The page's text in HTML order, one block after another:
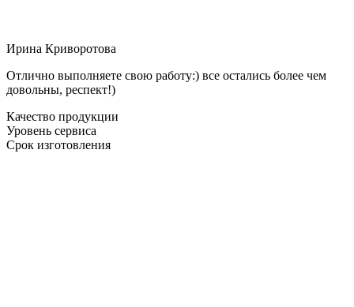
Ирина Криворотова
Отлично выполняете свою работу:) все остались более чем
довольны, респект!)
Качество продукции
Уровень сервиса
Срок изготовления